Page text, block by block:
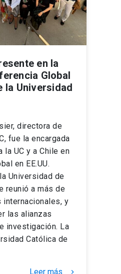
en la
Global
la Universidad
directora de
fue la encargada
la UC y a Chile en
en EE.UU.
Universidad de
reunió a más de
y
las alianzas
investigación. La
Católica de
Leer más keyboard_arrow_right